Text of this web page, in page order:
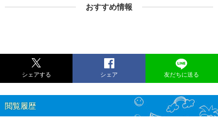
おすすめ情報
シェアする シェア 友だちに送る
閲覧履歴